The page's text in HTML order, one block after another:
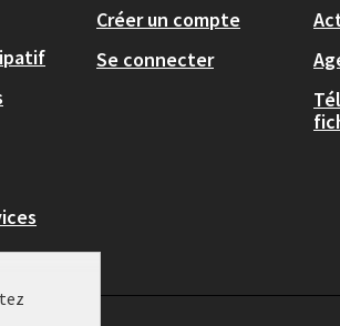
Créer un compte
Se connecter